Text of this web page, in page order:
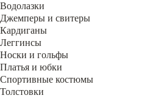
Водолазки
Джемперы и свитеры
Кардиганы
Леггинсы
Носки и гольфы
Платья и юбки
Спортивные костюмы
Толстовки